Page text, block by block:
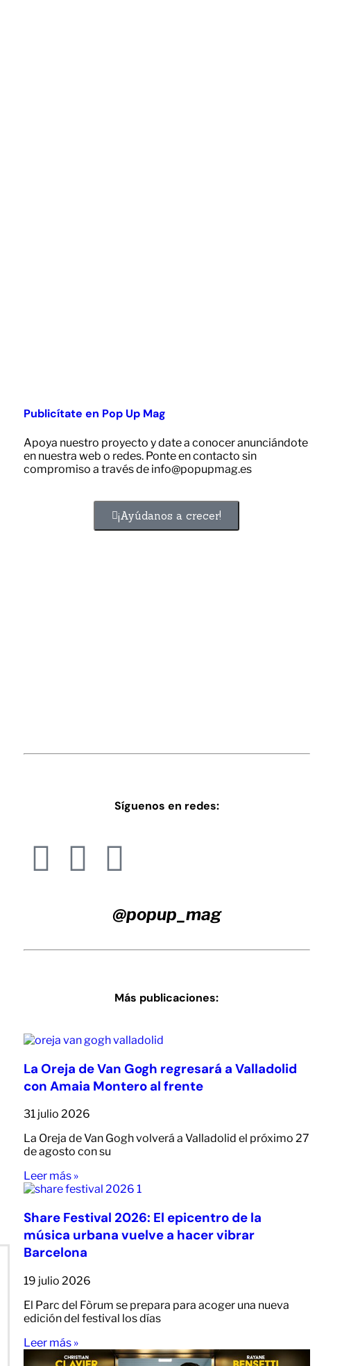
Publicítate en Pop Up Mag
Apoya nuestro proyecto y date a conocer anunciándote
en nuestra web o redes. Ponte en contacto sin
compromiso a través de info@popupmag.es
¡Ayúdanos a crecer!
Síguenos en redes:
@popup_mag
Más publicaciones:
La Oreja de Van Gogh regresará a Valladolid
con Amaia Montero al frente
31 julio 2026
La Oreja de Van Gogh volverá a Valladolid el próximo 27
de agosto con su
Leer más »
Share Festival 2026: El epicentro de la
música urbana vuelve a hacer vibrar
Barcelona
19 julio 2026
El Parc del Fòrum se prepara para acoger una nueva
edición del festival los días
Leer más »